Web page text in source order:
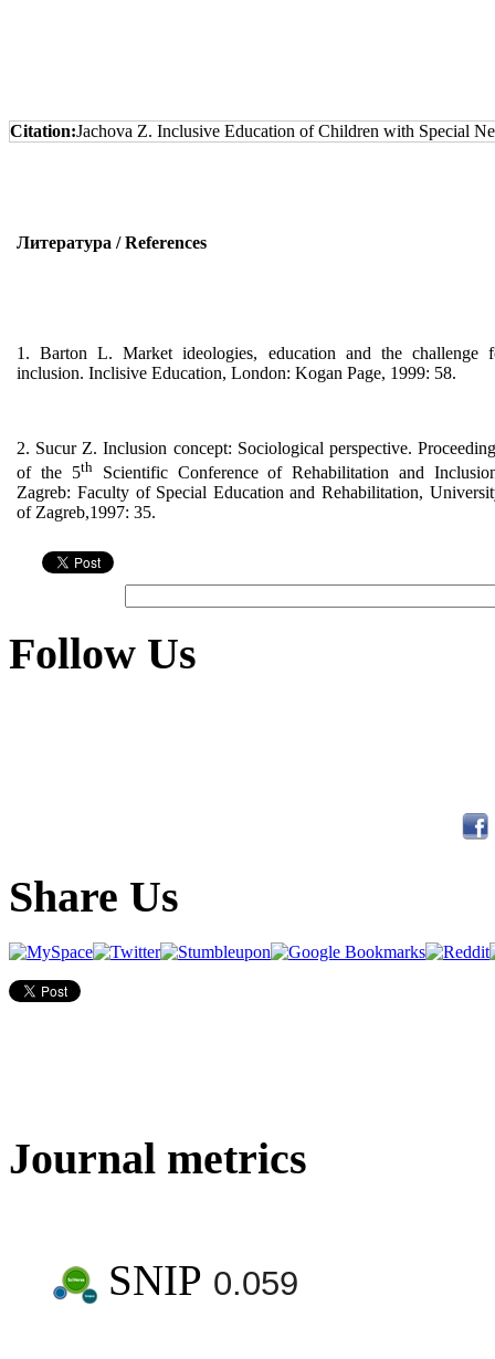
Citation:Jachova Z. Inclusive Education of Children with Special
Литература /References
1. Barton L. Market ideologies, education and the challenge
inclusion. Inclisive Education, London: Kogan Page, 1999: 58.
2. Sucur Z. Inclusion concept: Sociological perspective.
of the 5thScientific Conference of Rehabilitation and
Zagreb: Faculty of Special Education and Rehabilitation,
of Zagreb,1997: 35.
Follow Us
Share Us
Journal metrics
SNIP 0.059